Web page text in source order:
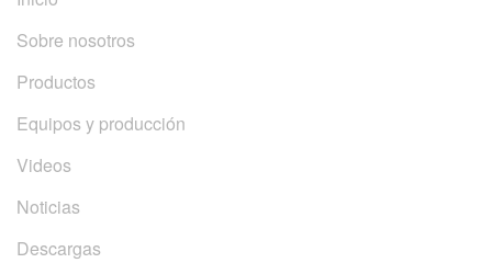
Sobre nosotros
Productos
Equipos y producción
Videos
Noticias
Descargas